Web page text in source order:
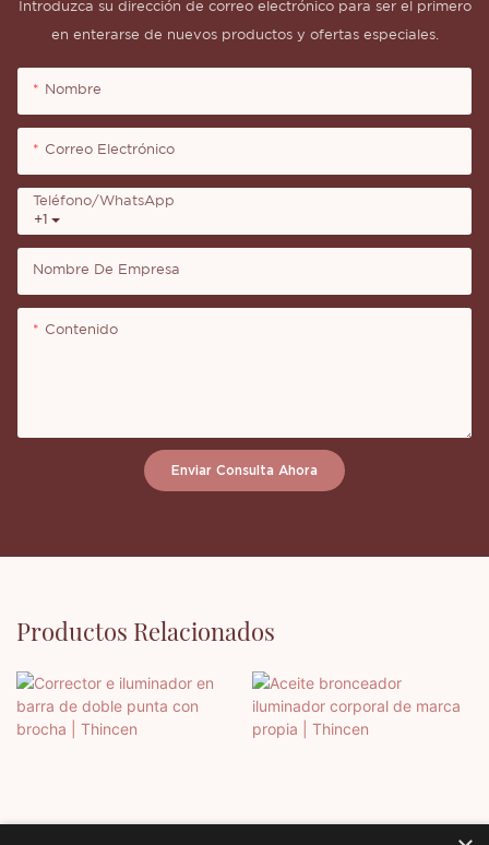
Introduzca su dirección de correo electrónico para ser el primero
en enterarse de nuevos productos y ofertas especiales.
Nombre
Correo Electrónico
+1
Teléfono/WhatsApp
Nombre De Empresa
Contenido
Enviar Consulta Ahora
Productos Relacionados